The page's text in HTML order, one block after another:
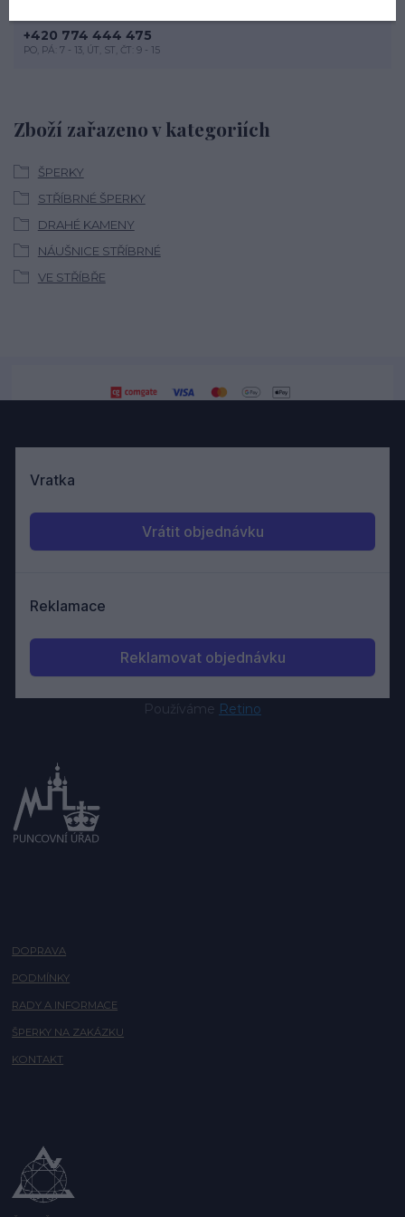
Zboží zařazeno v kategoriích
ŠPERKY
STŘÍBRNÉ ŠPERKY
DRAHÉ KAMENY
NÁUŠNICE STŘÍBRNÉ
VE STŘÍBŘE
+420 774 444 475
PO, PÁ: 7 - 13, ÚT, ST, ČT: 9 - 15
Používáme Retino
DOPRAVA
PODMÍNKY
RADY A INFORMACE
ŠPERKY NA ZAKÁZKU
KONTAKT